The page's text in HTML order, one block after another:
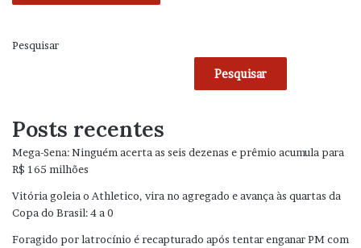
Pesquisar
Pesquisar
Posts recentes
Mega-Sena: Ninguém acerta as seis dezenas e prêmio acumula para
R$ 165 milhões
Vitória goleia o Athletico, vira no agregado e avança às quartas da
Copa do Brasil: 4 a 0
Foragido por latrocínio é recapturado após tentar enganar PM com